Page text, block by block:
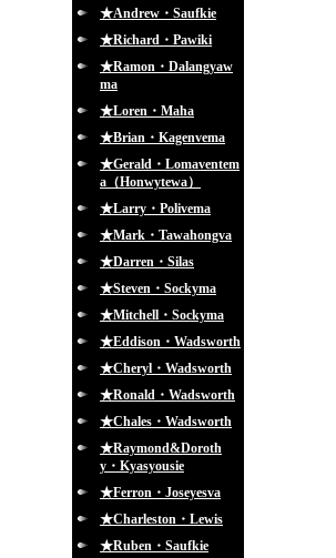
★Andrew・Saufkie
★Richard・Pawiki
★Ramon・Dalangyaw
ma
★Loren・Maha
★Brian・Kagenvema
★Gerald・Lomaventem
a（Honwytewa）
★Larry・Polivema
★Mark・Tawahongva
★Darren・Silas
★Steven・Sockyma
★Mitchell・Sockyma
★Eddison・Wadsworth
★Cheryl・Wadsworth
★Ronald・Wadsworth
★Chales・Wadsworth
★Raymond&Doroth
y・Kyasyousie
★Ferron・Joseyesva
★Charleston・Lewis
★Ruben・Saufkie